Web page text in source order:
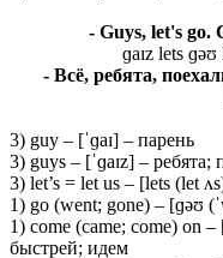
- Guys, let's go.
ɡaɪz lets ɡəʊ
- Всё, ребята,
3) guy – [ˈɡaɪ] – парень
3) guys – [ˈɡaɪz] –
3) let’s = let us – [lets (let
1) go (went; gone) – [ɡəʊ
1) come (came; come) on
быстрей; идем